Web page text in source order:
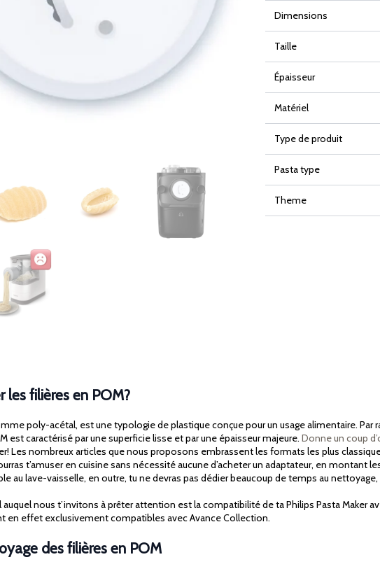
Maker
et
7000
Dimensions
Taille
Épaisseur
Matériel
Type de produit
Pasta type
Theme
les filières en POM?
poly-acétal, est une typologie de plastique conçue pour un usage alimentaire.
est caractérisé par une superficie lisse et par une épaisseur majeure. Donne un coup
Les nombreux articles que nous proposons embrassent les formats les plus
t’amuser en cuisine sans nécessité aucune d’acheter un adaptateur, en montant
au lave-vaisselle, en outre, tu ne devras pas dédier beaucoup de temps au
nous t’invitons à prêter attention est la compatibilité de ta Philips Pasta Maker
en effet exclusivement compatibles avec Avance Collection.
des filières en POM